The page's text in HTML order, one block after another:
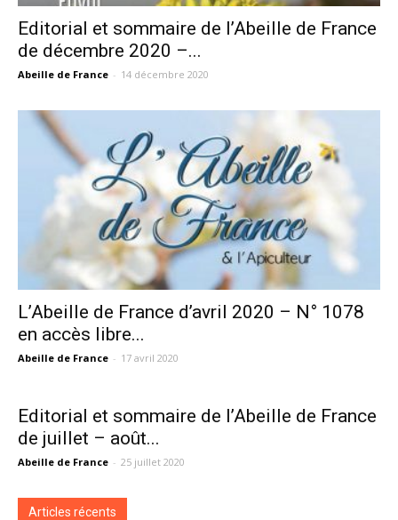
Editorial et sommaire de l’Abeille de France
de décembre 2020 –...
Abeille de France - 14 décembre 2020
L’Abeille de France d’avril 2020 – N° 1078
en accès libre...
Abeille de France - 17 avril 2020
Editorial et sommaire de l’Abeille de France
de juillet – août...
Abeille de France - 25 juillet 2020
Articles récents